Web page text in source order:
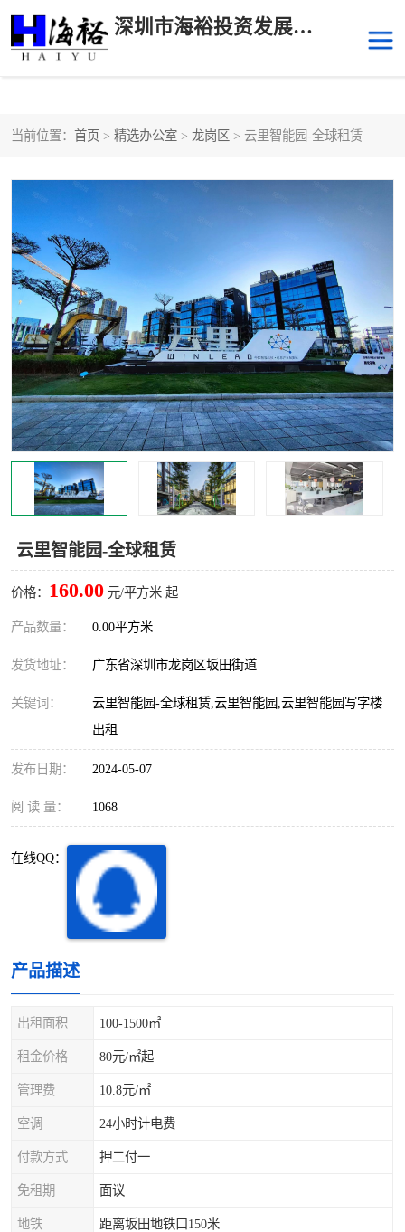
深圳市海裕投资发展有限公司
当前位置： 首页 > 精选办公室 > 龙岗区 > 云里智能园-全球租赁
云里智能园-全球租赁
价格： 160.00 元/平方米 起
产品数量： 0.00平方米
发货地址： 广东省深圳市龙岗区坂田街道
关键词：
云里智能园-全球租赁,云里智能园,云里智能园写字楼
出租
发布日期： 2024-05-07
阅 读 量： 1068
在线QQ：
产品描述
出租面积 100-1500㎡
租金价格 80元/㎡起
管理费 10.8元/㎡
空调 24小时计电费
付款方式 押二付一
免租期 面议
地铁 距离坂田地铁口150米
科技园中区 南山华侨城
前海
福田中心区写字楼租赁 宝安中心区
深圳宝安 福田车公庙
罗湖水贝 南山南油
龙华 罗湖区
宝安区 西乡
兴东 石岩
福田华强北
南山后海
南头
深圳超级总部基地 后海
蛇口
宝安西乡
龙华观澜